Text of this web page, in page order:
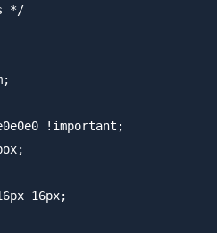
*/
!important;
16px;